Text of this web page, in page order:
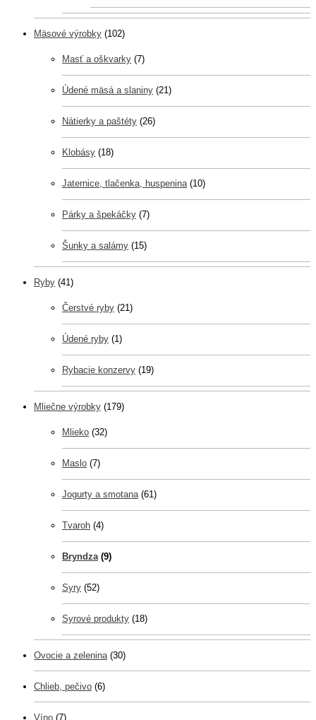
Mäsové výrobky (102)
Masť a oškvarky (7)
Údené mäsá a slaniny (21)
Nátierky a paštéty (26)
Klobásy (18)
Jaternice, tlačenka, huspenina (10)
Párky a špekáčky (7)
Šunky a salámy (15)
Ryby (41)
Čerstvé ryby (21)
Údené ryby (1)
Rybacie konzervy (19)
Mliečne výrobky (179)
Mlieko (32)
Maslo (7)
Jogurty a smotana (61)
Tvaroh (4)
Bryndza (9)
Syry (52)
Syrové produkty (18)
Ovocie a zelenina (30)
Chlieb, pečivo (6)
Víno (7)